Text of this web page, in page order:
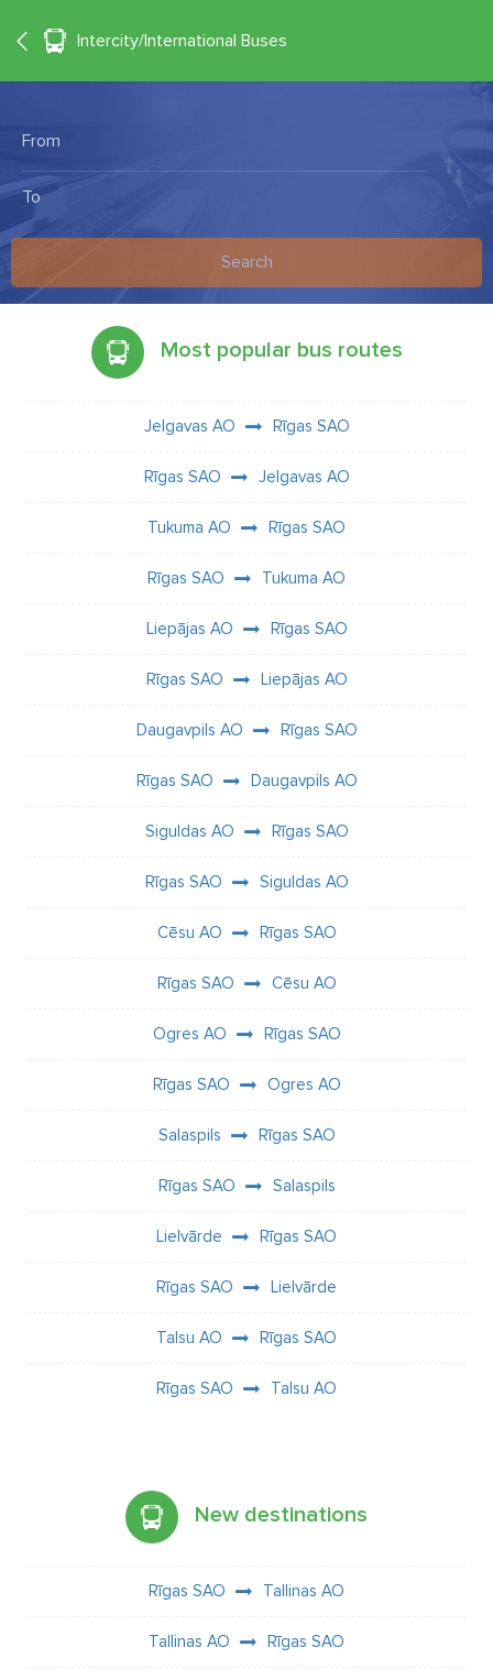
EN
Intercity/International Buses
Search
Most popular bus routes
Jelgavas AO Rīgas SAO
Rīgas SAO Jelgavas AO
Tukuma AO Rīgas SAO
Rīgas SAO Tukuma AO
Liepājas AO Rīgas SAO
Rīgas SAO Liepājas AO
Daugavpils AO Rīgas SAO
Rīgas SAO Daugavpils AO
Siguldas AO Rīgas SAO
Rīgas SAO Siguldas AO
Cēsu AO Rīgas SAO
Rīgas SAO Cēsu AO
Ogres AO Rīgas SAO
Rīgas SAO Ogres AO
Salaspils Rīgas SAO
Rīgas SAO Salaspils
Lielvārde Rīgas SAO
Rīgas SAO Lielvārde
Talsu AO Rīgas SAO
Rīgas SAO Talsu AO
New destinations
Rīgas SAO Tallinas AO
Tallinas AO Rīgas SAO